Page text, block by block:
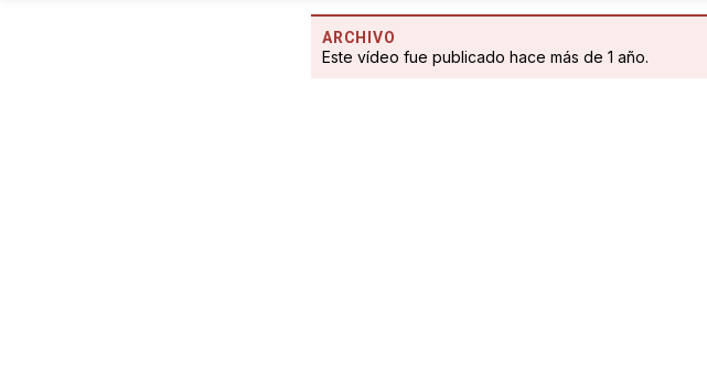
ARCHIVO
Este vídeo fue publicado hace más de 1 año.